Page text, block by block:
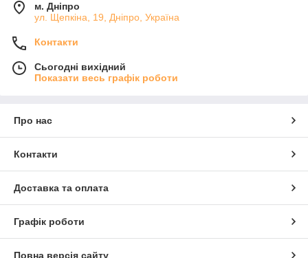
м. Дніпро
ул. Щепкіна, 19, Дніпро, Україна
Контакти
Сьогодні вихідний
Показати весь графік роботи
Про нас
Контакти
Доставка та оплата
Графік роботи
Повна версія сайту